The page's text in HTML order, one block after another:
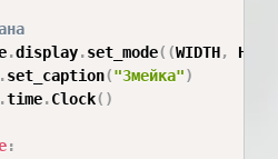
.display.set_mode( (WIDTH,
.set_caption("Змейка")
.time.Clock( )
: